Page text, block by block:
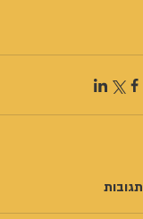
תגובות